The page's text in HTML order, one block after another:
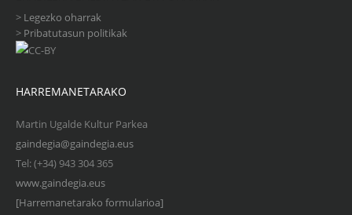
> Legezko oharrak
> Pribatutasun politikak
HARREMANETARAKO
Martin Ugalde Kultur Parkea
gaindegia@gaindegia.eus
Tel: (+34) 943 304 365
www.gaindegia.eus
[Harremanetarako formularioa]